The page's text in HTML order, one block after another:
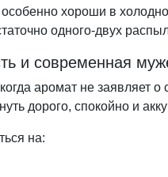
хороши в
одного-двух
и современная
когда аромат не
дорого, спокойно и
на: